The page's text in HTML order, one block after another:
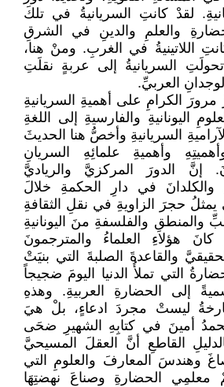
لقدْ كانتِ السريانيةُ في تلكَ
والعلمِ والدينِ في الشرقِ
اللاتينيةُ في الغربِ. ومنْ هنا،
السريانيةُ إلى عربةٍ نقلَتِ
العربيِّ.
مرورَ الكرامِ على أهميةِ السريانيةِ
اليونانيةِ والفارسيةِ إلى اللغةِ
السريانيةِ وأخصُّ هنا الحديثَ
وأهميةِ علمائِهِ السريانِ
إنَّ الدورَ المركزيَّ والرياديَّ
والكلدانَ في دارِ الحكمةِ خلالَ
يمثلُ حجرَ الزاويةِ في نقلِ الثقافةِ
والمنطقِ والفلسفةِ منَ اليونانيةِ
كانَ هؤلاءِ العلماءُ والمترجمونَ
والقاعدةَ الصلبةَ التي بنيَتْ
التي تملأُ الدنيا اليومَ ضجيجاً
إلى الحضارةِ العربيةِ. وهذهِ
ليستْ مجردَ ادعاءٍ، بلْ هيَ
أمينَ في كتابِهِ الشهيرِ ضحَى
القاطعِ أنَّ العقلَ المسيحيَّ
وهندسَ المعارفَ والعلومِ التي
الحضارةِ وصناعَ نهضتِهَا